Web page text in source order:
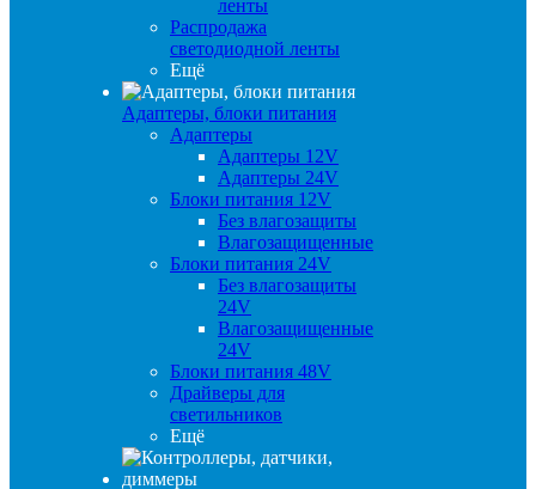
ленты
Распродажа
светодиодной ленты
Ещё
Адаптеры, блоки питания
Адаптеры
Адаптеры 12V
Адаптеры 24V
Блоки питания 12V
Без влагозащиты
Влагозащищенные
Блоки питания 24V
Без влагозащиты
24V
Влагозащищенные
24V
Блоки питания 48V
Драйверы для
светильников
Ещё